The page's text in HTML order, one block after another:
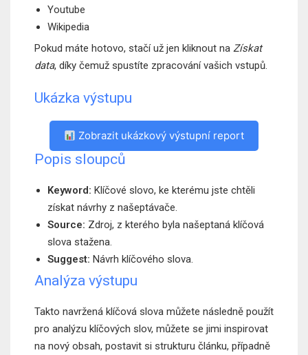
Youtube
Wikipedia
Pokud máte hotovo, stačí už jen kliknout na Získat
data, díky čemuž spustíte zpracování vašich vstupů.
Ukázka výstupu
Zobrazit ukázkový výstupní report
Popis sloupců
Keyword: Klíčové slovo, ke kterému jste chtěli
získat návrhy z našeptávače.
Source: Zdroj, z kterého byla našeptaná klíčová
slova stažena.
Suggest: Návrh klíčového slova.
Analýza výstupu
Takto navržená klíčová slova můžete následně použít
pro analýzu klíčových slov, můžete se jimi inspirovat
na nový obsah, postavit si strukturu článku, případně